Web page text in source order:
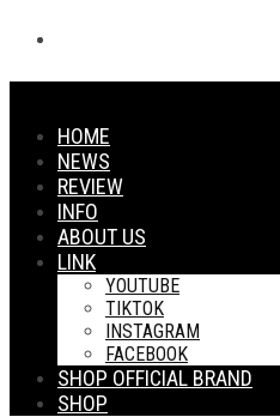
HOME
NEWS
REVIEW
INFO
ABOUT US
LINK
YOUTUBE
TIKTOK
INSTAGRAM
FACEBOOK
SHOP OFFICIAL BRAND
SHOP